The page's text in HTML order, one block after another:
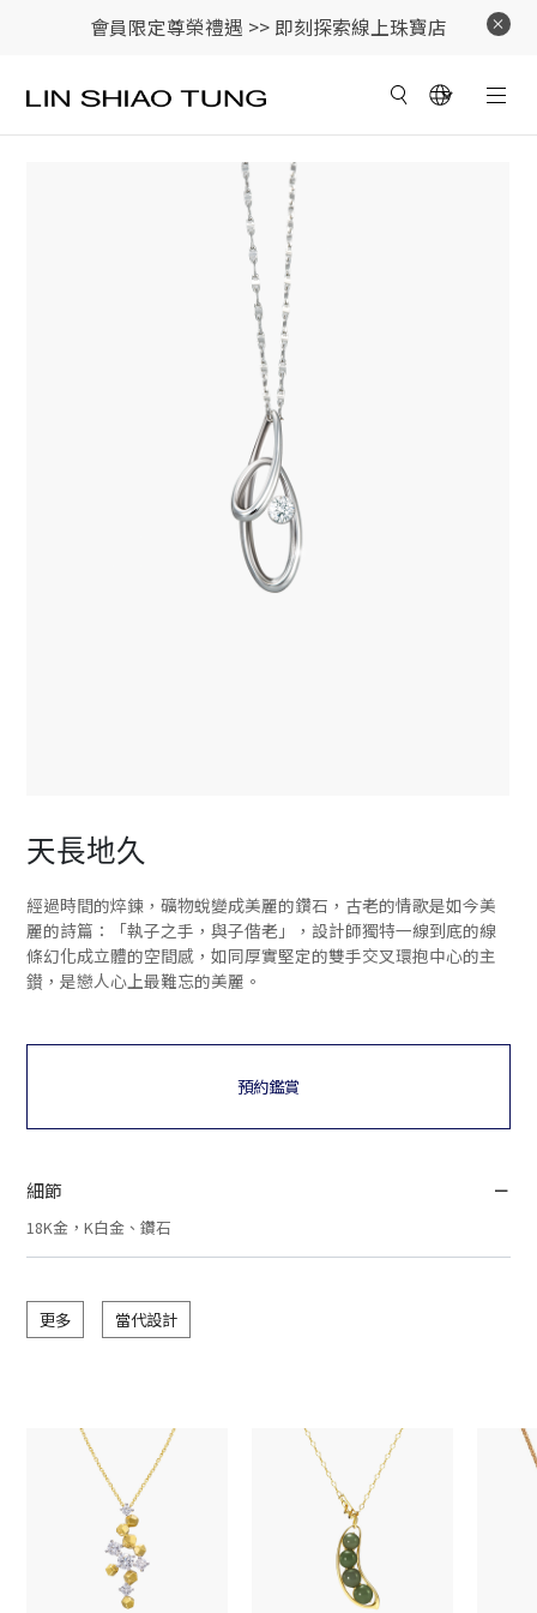
會員限定尊榮禮遇 >> 即刻探索線上珠寶店
天長地久
經過時間的焠鍊，礦物蛻變成美麗的鑽石，古老的情歌是如今美
麗的詩篇：「執子之手，與子偕老」，設計師獨特一線到底的線
條幻化成立體的空間感，如同厚實堅定的雙手交叉環抱中心的主
鑚，是戀人心上最難忘的美麗。
預約鑑賞
細節
18K金，K白金、鑽石
更多 當代設計